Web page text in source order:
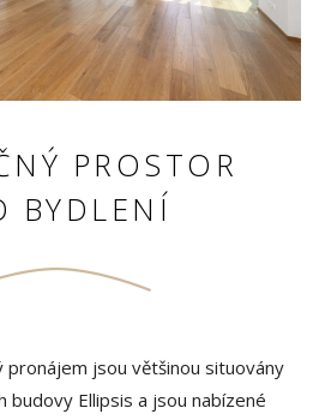
PROSTOR
BYDLENÍ
jsou většinou situovány
budovy Ellipsis a jsou nabízené